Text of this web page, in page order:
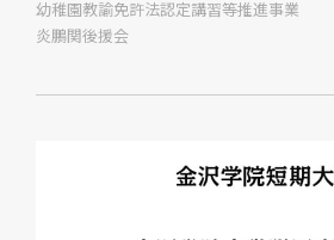
幼稚園教諭免許法認定講習等推進事業
炎鵬関後援会